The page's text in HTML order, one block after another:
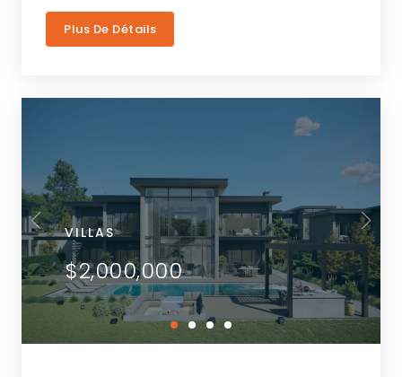
Plus De Détails
VILLAS
$2,000,000